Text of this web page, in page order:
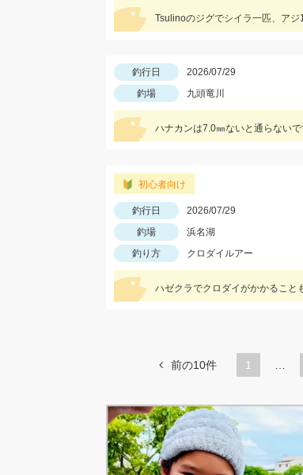
Tsulinoのジグでシイラ一匹、アジ
釣行日 2026/07/29
釣場
九頭竜川
初心者向け
釣行日 2026/07/29
釣場
浜名湖
釣り方
クロダイルアー
ハゼクラでクロダイがかかること
前の10件 1